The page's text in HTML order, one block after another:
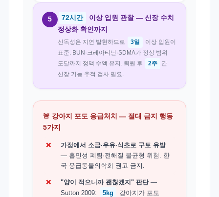
5 72시간
이상 입원 관찰 — 신장 수치
정상화 확인까지
신독성은 지연 발현하므로 3일
이상 입원이
표준. BUN·크레아티닌·SDMA가 정상 범위
도달까지 정맥 수액 유지. 퇴원 후
2주
간
신장 기능 추적 검사 필요.
🚨 강아지 포도 응급처치 — 절대 금지 행동
5가지
❌
가정에서 소금·우유·식초로 구토 유발
— 흡인성 폐렴·전해질 불균형 위험. 한
국 응급동물의학회 권고 금지.
❌ "양이 적으니까 괜찮겠지" 판단—
Sutton 2009:
5kg
강아지가 포도